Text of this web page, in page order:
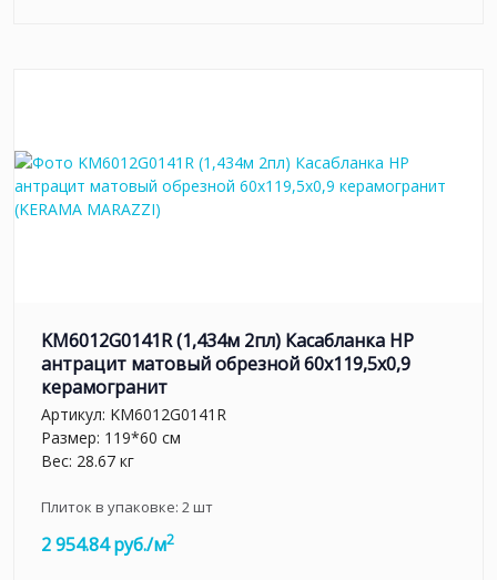
KM6012G0141R (1,434м 2пл) Касабланка HP
антрацит матовый обрезной 60x119,5x0,9
керамогранит
Артикул: KM6012G0141R
Размер: 119*60 см
Вес: 28.67 кг
Плиток в упаковке: 2шт
2 954.84 руб./м2